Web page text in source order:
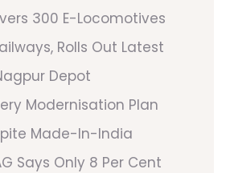
300 E-Locomotives
Rolls Out Latest
Depot
Modernisation Plan
Made-In-India
Says Only 8 Per Cent